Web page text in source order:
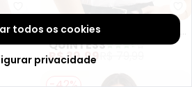
Quintess - Blusa (Off White)
Blusa (Branca) em Malha
de Algodão
QUINTESS
R$ 39,99
todos os cookies
privacidade